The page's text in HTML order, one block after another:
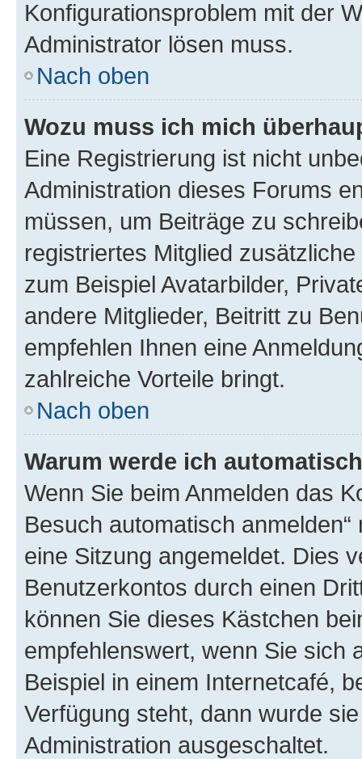
Konfigurationsproblem mit der
Administrator lösen muss.
Nach oben
Wozu muss ich mich
Eine Registrierung ist nicht
Administration dieses Forums
müssen, um Beiträge zu
registriertes Mitglied
zum Beispiel Avatarbilder,
andere Mitglieder, Beitritt zu
empfehlen Ihnen eine
zahlreiche Vorteile bringt.
Nach oben
Warum werde ich
Wenn Sie beim Anmelden das
Besuch automatisch
eine Sitzung angemeldet. Dies
Benutzerkontos durch einen
können Sie dieses Kästchen
empfehlenswert, wenn Sie sich
Beispiel in einem Internetcafé,
Verfügung steht, dann wurde
Administration ausgeschaltet.